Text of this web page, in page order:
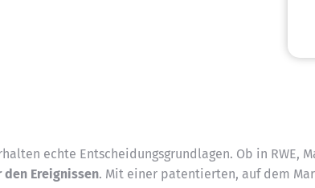
echte Entscheidungsgrundlagen. Ob in RWE,
den Ereignissen. Mit einer patentierten, auf dem